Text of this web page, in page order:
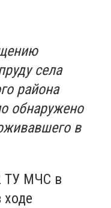
села
района
обнаружено
в
ТУ МЧС в
ходе